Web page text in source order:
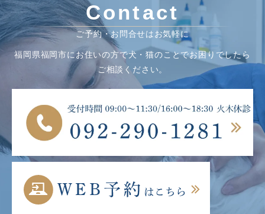
Contact
ご予約・お問合せはお気軽に
福岡県福岡市にお住いの方で犬・猫のことでお困りでしたら
ご相談ください。